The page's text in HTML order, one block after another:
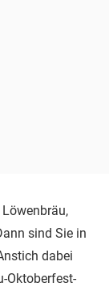
sind Sie in
dabei
Oktoberfest-